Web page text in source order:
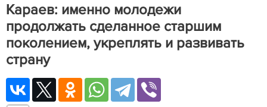
Караев: именно молодежи
продолжать сделанное старшим
поколением, укреплять и развивать
страну